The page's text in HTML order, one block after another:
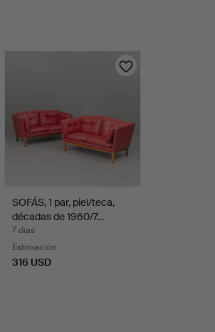
SOFÁS, 1 par, piel/teca,
décadas de 1960/7…
7 días
Estimación
316 USD